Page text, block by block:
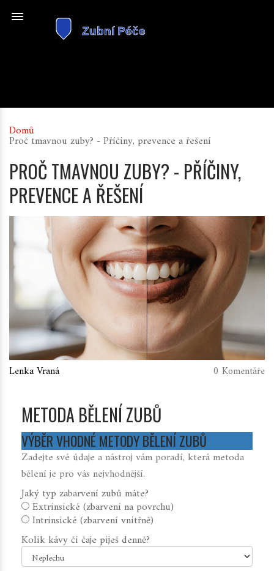
Domů
Proč tmavnou zuby? - Příčiny, prevence a řešení
PROČ TMAVNOU ZUBY? - PŘÍČINY,
PREVENCE A ŘEŠENÍ
Lenka Vraná 0 Komentáře
METODA BĚLENÍ ZUBŮ
VÝBĚR VHODNÉ METODY BĚLENÍ ZUBŮ
Zadejte své údaje a nástroj vám poradí, která metoda
bělení je pro vás nejvhodnější.
Jaký typ zabarvení zubů máte?
Extrinsické (zbarvení na povrchu)
Intrinsické (zbarvení vnitřně)
Kolik kávy či čaje piješ denně?